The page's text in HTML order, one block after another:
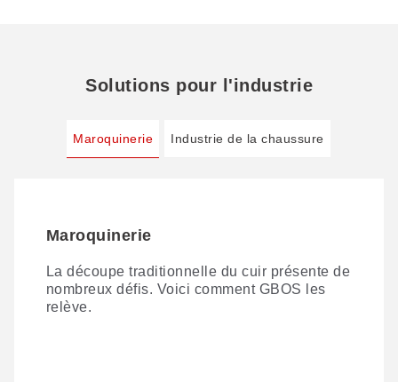
Solutions pour l'industrie
Maroquinerie Industrie de la chaussure
Maroquinerie
La découpe traditionnelle du cuir présente de
nombreux défis. Voici comment GBOS les
relève.
Industrie de la chaussure
Fabrication 4.0 de chaussures intelligentes
basée sur l'IA : plus de matrices de découpe,
découpe numérique tout-en-un.